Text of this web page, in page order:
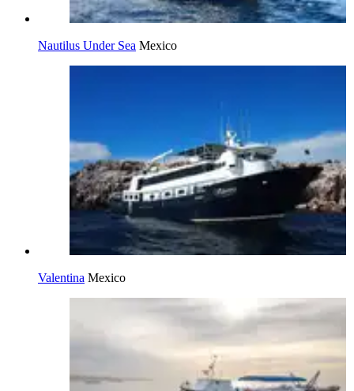
Nautilus Under Sea Mexico
Valentina Mexico